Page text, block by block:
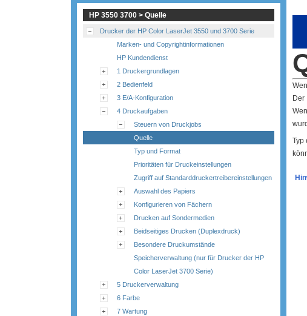
Der
Typ
HP 3550 3700 > Quelle
Drucker der HP Color LaserJet 3550 und 3700 Serie
Marken- und Copyrightinformationen
HP Kundendienst
1 Druckergrundlagen
2 Bedienfeld
3 E/A-Konfiguration
4 Druckaufgaben
Steuern von Druckjobs
Quelle
Typ und Format
Prioritäten für Druckeinstellungen
Zugriff auf Standarddruckertreibereinstellungen
Auswahl des Papiers
Konfigurieren von Fächern
Drucken auf Sondermedien
Beidseitiges Drucken (Duplexdruck)
Besondere Druckumstände
Speicherverwaltung (nur für Drucker der HP
Color LaserJet 3700 Serie)
5 Druckerverwaltung
6 Farbe
7 Wartung